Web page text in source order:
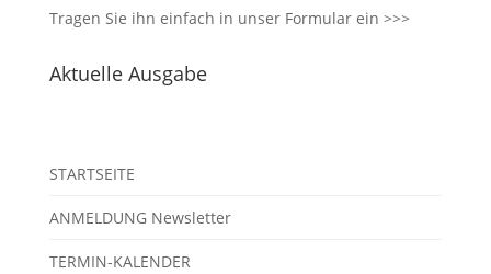
Tragen Sie ihn einfach in unser Formular ein >>>
Aktuelle Ausgabe
STARTSEITE
ANMELDUNG Newsletter
TERMIN-KALENDER